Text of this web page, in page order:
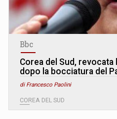
Bbc
Corea del Sud, revocata
dopo la bocciatura del
di Francesco Paolini
COREA DEL SUD